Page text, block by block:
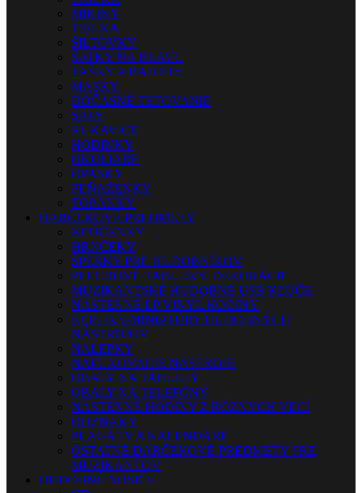
MIKINY
TIELKA
ŠILTOVKY
ŠATKY NA HLAVU
TAŠKY A BATOHY
MASKY
DOČASNÉ TETOVANIE
ŠÁLY
RUKAVICE
HODINKY
OKULIARE
OPASKY
PEŇAŽENKY
TOPÁNKY
DARČEKOVÉ PREDMETY
KĽÚČENKY
HRNČEKY
ŠPERKY PRE HUDOBNÍKOV
PLECHOVÉ TABUĽKY, DEKORÁCIE
MUZIKANTSKÉ HUDOBNÉ USB KĽÚČE
NÁSTENNÉ LP VINYL HODINY
REPLIKY-MINIATÚRY HUDOBNÝCH
NÁSTROJOV
NÁLEPKY
NAFUKOVACIE NÁSTROJE
OBALY NA TABLETY
OBALY NA TELEFÓNY
NÁSTENNÉ HODINY Z RÔZNYCH VECÍ
ODZNAKY
PLAGÁTY A KALENDÁRE
OSTATNÉ DARČEKOVÉ PREDMETY PRE
MUZIKANTOV
HUDOBNÉ NOSIČE